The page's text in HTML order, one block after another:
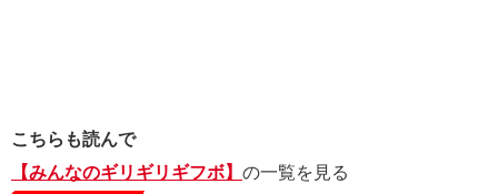
こちらも読んで
【みんなのギリギリギフボ】 の一覧を見る